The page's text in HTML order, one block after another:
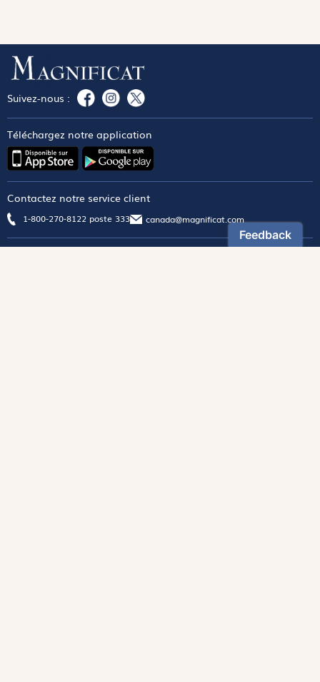
Suivez-nous :
Téléchargez notre application
Contactez notre service client
1-800-270-8122 poste 333 canada@magnificat.com